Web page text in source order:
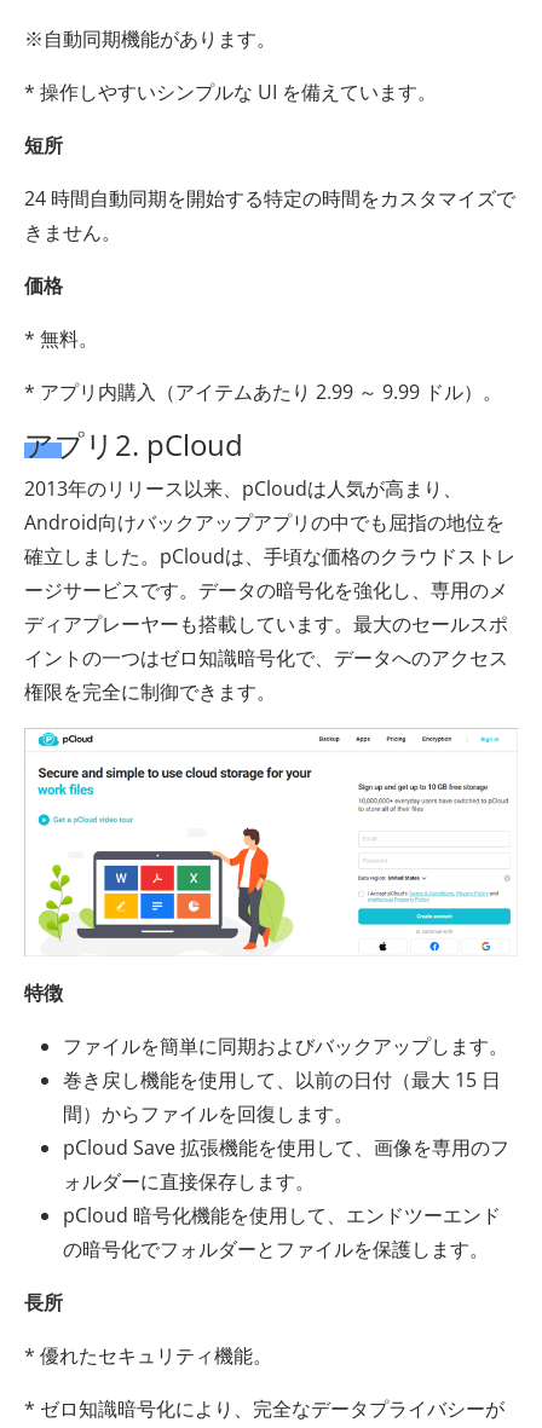
※自動同期機能があります。
* 操作しやすいシンプルな UI を備えています。
短所
24 時間自動同期を開始する特定の時間をカスタマイズで
きません。
価格
* 無料。
* アプリ内購入（アイテムあたり 2.99 ～ 9.99 ドル）。
アプリ2. pCloud
2013年のリリース以来、pCloudは人気が高まり、
Android向けバックアップアプリの中でも屈指の地位を
確立しました。pCloudは、手頃な価格のクラウドストレ
ージサービスです。データの暗号化を強化し、専用のメ
ディアプレーヤーも搭載しています。最大のセールスポ
イントの一つはゼロ知識暗号化で、データへのアクセス
権限を完全に制御できます。
特徴
ファイルを簡単に同期およびバックアップします。
巻き戻し機能を使用して、以前の日付（最大 15 日
間）からファイルを回復します。
pCloud Save 拡張機能を使用して、画像を専用のフ
ォルダーに直接保存します。
pCloud 暗号化機能を使用して、エンドツーエンド
の暗号化でフォルダーとファイルを保護します。
長所
* 優れたセキュリティ機能。
* ゼロ知識暗号化により、完全なデータプライバシーが